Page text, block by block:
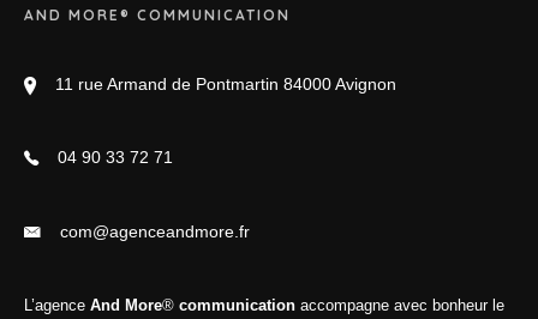
AND MORE® COMMUNICATION
11 rue Armand de Pontmartin 84000 Avignon
04 90 33 72 71
com@agenceandmore.fr
L’agence And More® communication accompagne avec bonheur le